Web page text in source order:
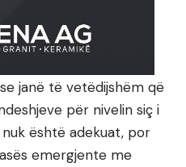
janë të vetëdijshëm që
për nivelin siç i
është adekuat, por
emergjente me